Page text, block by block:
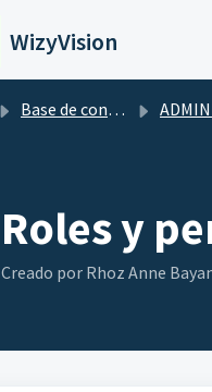
WizyVision
Base de conocimientos ADMINISTRADOR
Roles y
Creado por Rhoz Anne